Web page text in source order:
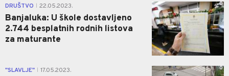
DRUŠTVO 22.05.2023.
Banjaluka: U škole dostavljeno
2.744 besplatnih rodnih listova
za maturante
0
"SLAVLJE" 17.05.2023. 0